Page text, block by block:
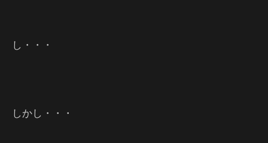
し・・・
しかし・・・